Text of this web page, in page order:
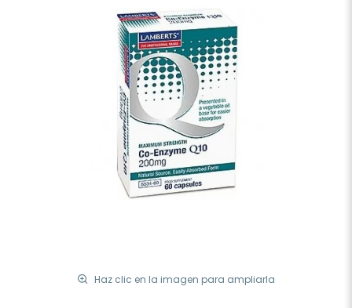
Haz clic en la imagen para ampliarla